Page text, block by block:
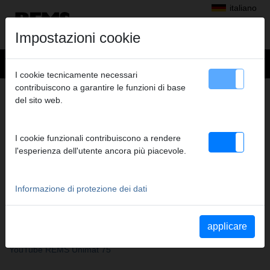
italiano
Prodotti>Montare > REMS Herkules> REMS Herkules 3B
SUPPORTO MATERIALE
Cod. art. 120120 R
kg. In cartone.
YouTube REMS Unimat 75
Impostazioni cookie
I cookie tecnicamente necessari
contribuiscono a garantire le funzioni di base
del sito web.
I cookie funzionali contribuiscono a rendere
l'esperienza dell'utente ancora più piacevole.
Informazione di protezione dei dati
applicare